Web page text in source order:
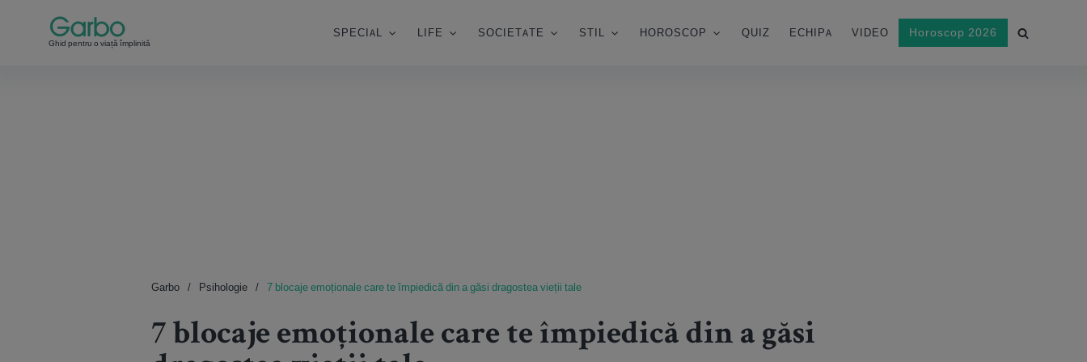
Ghid pentru o viață împlinită
SPECIAL LIFE SOCIETATE STIL HOROSCOP QUIZ ECHIPA VIDEO Horoscop 2026
Garbo Psihologie 7 blocaje emoționale care te împiedică din a găsi dragostea vieții tale
7 blocaje emoționale care te împiedică din a găsi